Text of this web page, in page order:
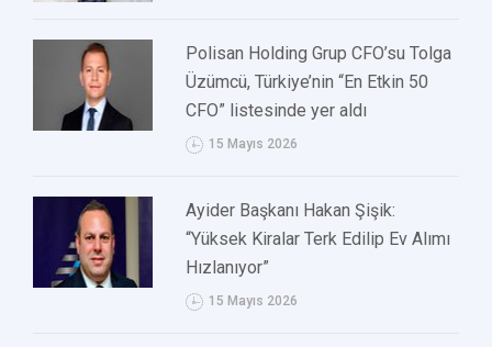
Polisan Holding Grup CFO’su Tolga
Üzümcü, Türkiye’nin “En Etkin 50
CFO” listesinde yer aldı
15 Mayıs 2026
Ayider Başkanı Hakan Şişik:
“Yüksek Kiralar Terk Edilip Ev Alımı
Hızlanıyor”
15 Mayıs 2026